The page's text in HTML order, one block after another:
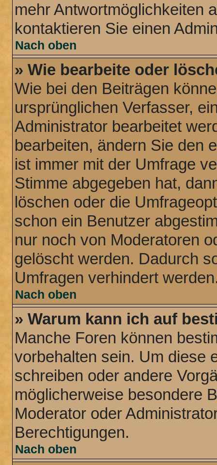
mehr Antwortmöglichkeiten
kontaktieren Sie einen
Nach oben
» Wie bearbeite oder
Wie bei den Beiträgen
ursprünglichen Verfasser,
Administrator bearbeitet
bearbeiten, ändern Sie den
ist immer mit der Umfrage
Stimme abgegeben hat,
löschen oder die
schon ein Benutzer
nur noch von Moderatoren
gelöscht werden. Dadurch
Umfragen verhindert
Nach oben
» Warum kann ich auf
Manche Foren können
vorbehalten sein. Um diese
schreiben oder andere
möglicherweise besondere
Moderator oder
Berechtigungen.
Nach oben